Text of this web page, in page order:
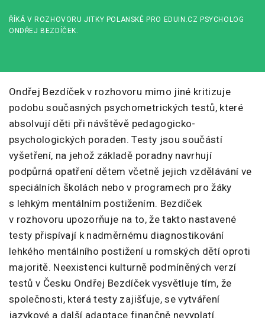
ŘÍKÁ V ROZHOVORU JITKY POLANSKÉ PRO EDUIN.CZ PSYCHOLOG
ONDŘEJ BEZDÍČEK.
Ondřej Bezdíček v rozhovoru mimo jiné kritizuje
podobu současných psychometrických testů, které
absolvují děti při návštěvě pedagogicko-
psychologických poraden. Testy jsou součástí
vyšetření, na jehož základě poradny navrhují
podpůrná opatření dětem včetně jejich vzdělávání ve
speciálních školách nebo v programech pro žáky
s lehkým mentálním postižením. Bezdíček
v rozhovoru upozorňuje na to, že takto nastavené
testy přispívají k nadměrnému diagnostikování
lehkého mentálního postižení u romských dětí oproti
majoritě. Neexistenci kulturně podmíněných verzí
testů v Česku Ondřej Bezdíček vysvětluje tím, že
společnosti, která testy zajišťuje, se vytváření
jazykové a další adaptace finančně nevyplatí.